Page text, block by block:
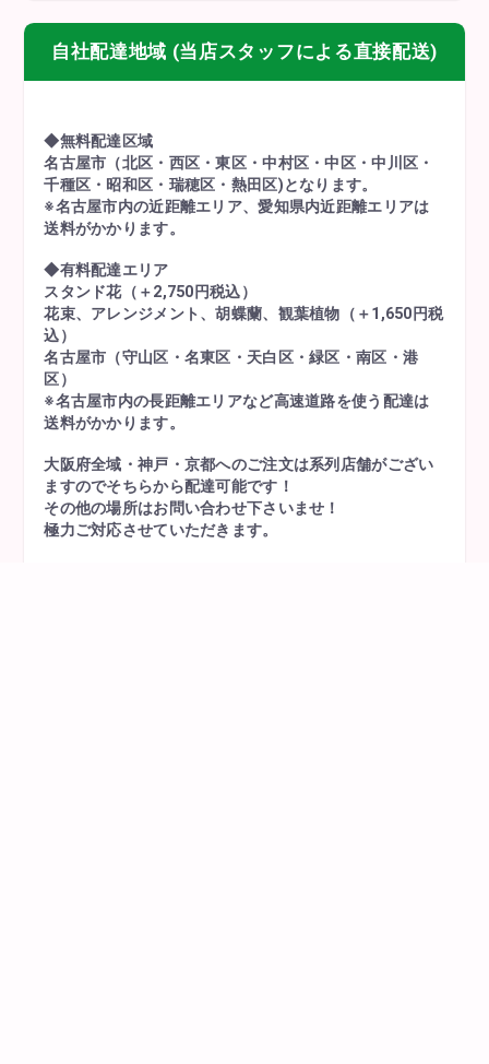
自社配達地域 (当店スタッフによる直接配送)
◆無料配達区域
名古屋市（北区・西区・東区・中村区・中区・中川区・
千種区・昭和区・瑞穂区・熱田区)となります。
※名古屋市内の近距離エリア、愛知県内近距離エリアは
送料がかかります。
◆有料配達エリア
スタンド花（＋2,750円税込）
花束、アレンジメント、胡蝶蘭、観葉植物（＋1,650円税
込）
名古屋市（守山区・名東区・天白区・緑区・南区・港
区）
※名古屋市内の長距離エリアなど高速道路を使う配達は
送料がかかります。
大阪府全域・神戸・京都へのご注文は系列店舗がござい
ますのでそちらから配達可能です！
その他の場所はお問い合わせ下さいませ！
極力ご対応させていただきます。